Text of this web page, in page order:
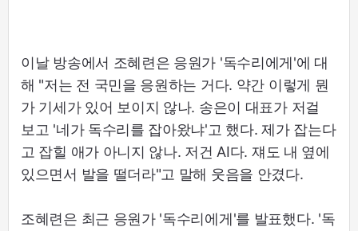
이날 방송에서 조혜련은 응원가 '독수리에게'에 대
해 "저는 전 국민을 응원하는 거다. 약간 이렇게 뭔
가 기세가 있어 보이지 않나. 송은이 대표가 저걸
보고 '네가 독수리를 잡아왔냐'고 했다. 제가 잡는다
고 잡힐 애가 아니지 않나. 저건 AI다. 쟤도 내 옆에
있으면서 발을 떨더라"고 말해 웃음을 안겼다.
조혜련은 최근 응원가 '독수리에게'를 발표했다. '독